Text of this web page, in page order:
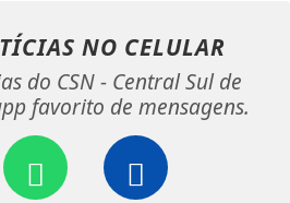
NO CELULAR
do CSN - Central Sul de
favorito de mensagens.